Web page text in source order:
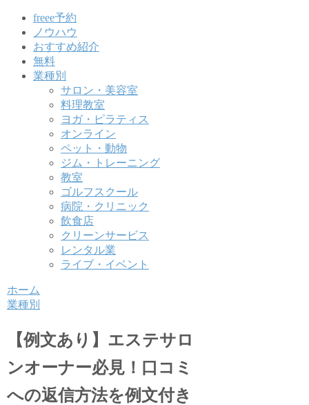
freee予約
ノウハウ
おすすめ紹介
無料
業種別
サロン・美容室
料理教室
ヨガ・ピラティス
オンライン
ペット・動物
ジム・トレーニング
教室
ゴルフスクール
病院・クリニック
飲食店
クリーンサービス
レンタル業
ライブ・イベント
ホーム
業種別
【例文あり】エステサロ
ンオーナー必見！口コミ
への返信方法を例文付き